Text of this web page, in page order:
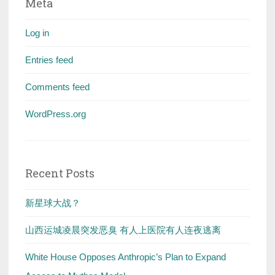
Meta
Log in
Entries feed
Comments feed
WordPress.org
Recent Posts
新星球大战？
山西运城凌晨突发恶臭 有人上医院有人连夜逃离
White House Opposes Anthropic’s Plan to Expand